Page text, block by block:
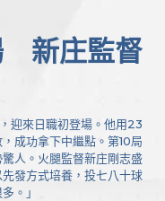
新庄監督
迎來日職初登場。他用23
成功拿下中繼點。第10局
人。火腿監督新庄剛志盛
發方式培養，投七八十球
。」